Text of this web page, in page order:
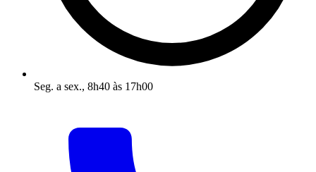
Seg. a sex., 8h40 às 17h00